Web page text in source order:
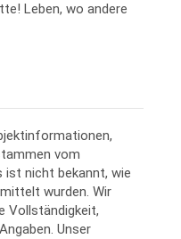
Leben, wo andere
vom
ist nicht bekannt, wie
wurden. Wir
Vollständigkeit,
Unser